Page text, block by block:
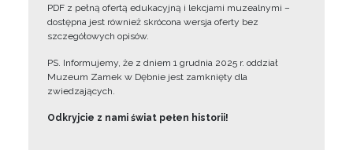
PDF z pełną ofertą edukacyjną i lekcjami muzealnymi –
dostępna jest również skrócona wersja oferty bez
szczegółowych opisów.
PS. Informujemy, że z dniem 1 grudnia 2025 r. oddział
Muzeum Zamek w Dębnie jest zamknięty dla
zwiedzających.
Odkryjcie z nami świat pełen historii!